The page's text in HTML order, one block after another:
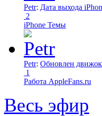
Petr: Дата выхода
2
iPhone Темы
Petr: Обновлен движок
1
Работа AppleFans.ru
Весь эфир